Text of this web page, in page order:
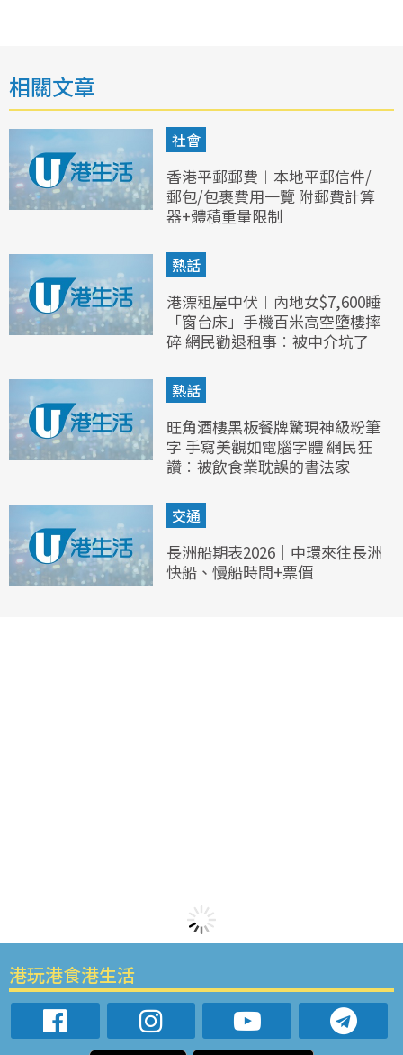
相關文章
社會
香港平郵郵費︱本地平郵信件/
郵包/包裹費用一覽 附郵費計算
器+體積重量限制
熱話
港漂租屋中伏︱內地女$7,600睡
「窗台床」手機百米高空墮樓摔
碎 網民勸退租事︰被中介坑了
熱話
旺角酒樓黑板餐牌驚現神級粉筆
字 手寫美觀如電腦字體 網民狂
讚︰被飲食業耽誤的書法家
交通
長洲船期表2026｜中環來往長洲
快船、慢船時間+票價
港玩港食港生活